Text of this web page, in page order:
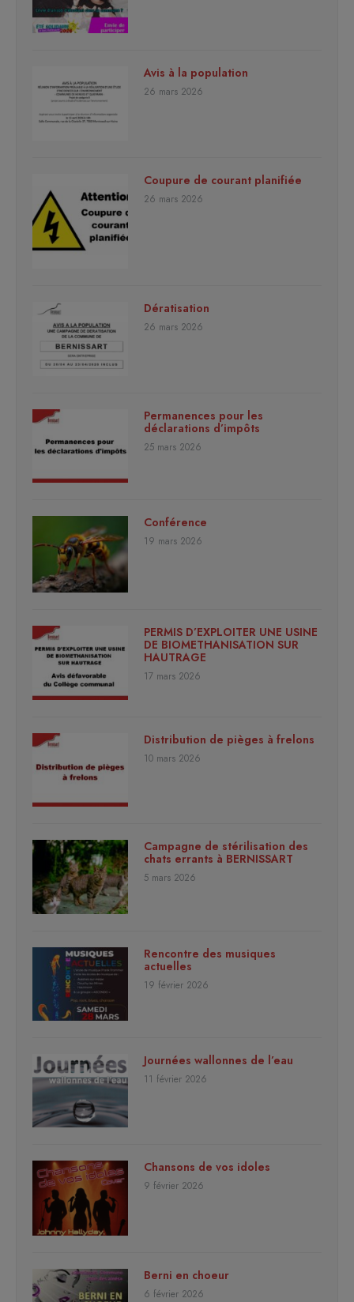
Avis à la population
26 mars 2026
Coupure de courant planifiée
26 mars 2026
Dératisation
26 mars 2026
Permanences pour les
déclarations d’impôts
25 mars 2026
Conférence
19 mars 2026
PERMIS D’EXPLOITER UNE USINE
DE BIOMETHANISATION SUR
HAUTRAGE
17 mars 2026
Distribution de pièges à frelons
10 mars 2026
Campagne de stérilisation des
chats errants à BERNISSART
5 mars 2026
Rencontre des musiques
actuelles
19 février 2026
Journées wallonnes de l’eau
11 février 2026
Chansons de vos idoles
9 février 2026
Berni en choeur
6 février 2026